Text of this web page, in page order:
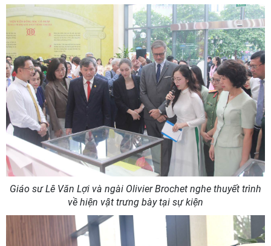
Giáo sư Lê Văn Lợi và ngài Olivier Brochet nghe thuyết trình
về hiện vật trưng bày tại sự kiện